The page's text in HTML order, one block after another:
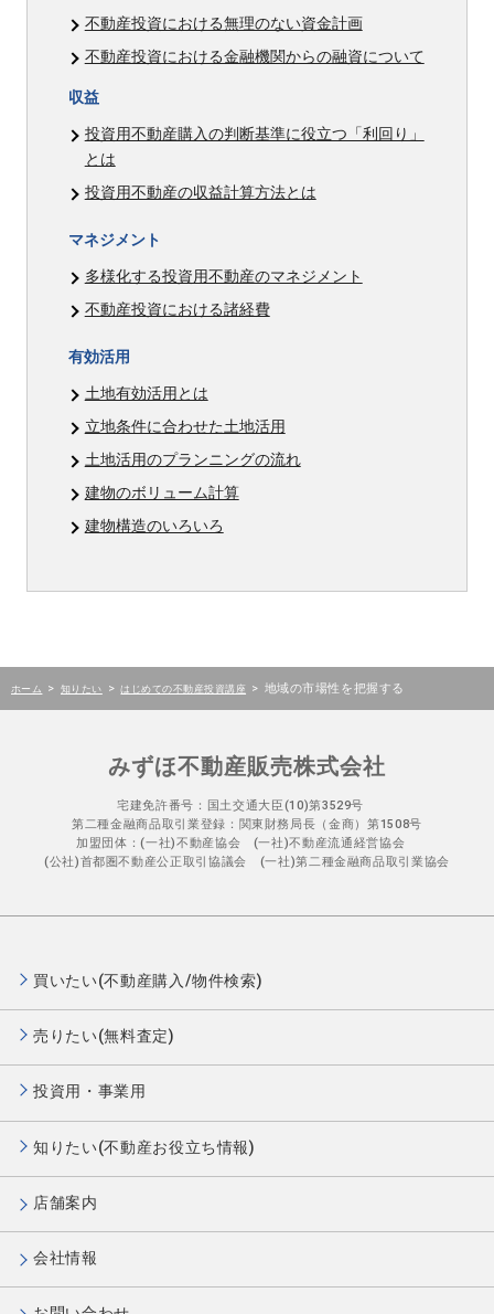
不動産投資における無理のない資金計画
不動産投資における金融機関からの融資について
収益
投資用不動産購入の判断基準に役立つ「利回り」
とは
投資用不動産の収益計算方法とは
マネジメント
多様化する投資用不動産のマネジメント
不動産投資における諸経費
有効活用
土地有効活用とは
立地条件に合わせた土地活用
土地活用のプランニングの流れ
建物のボリューム計算
建物構造のいろいろ
ホーム > 知りたい > はじめての不動産投資講座 > 地域の市場性を把握する
みずほ不動産販売株式会社
宅建免許番号：国土交通大臣(10)第3529号
第二種金融商品取引業登録：関東財務局長（金商）第1508号
加盟団体：(一社)不動産協会 (一社)不動産流通経営協会
(公社)首都圏不動産公正取引協議会 (一社)第二種金融商品取引業協会
買いたい(不動産購入/物件検索)
売りたい(無料査定)
投資用・事業用
知りたい(不動産お役立ち情報)
店舗案内
会社情報